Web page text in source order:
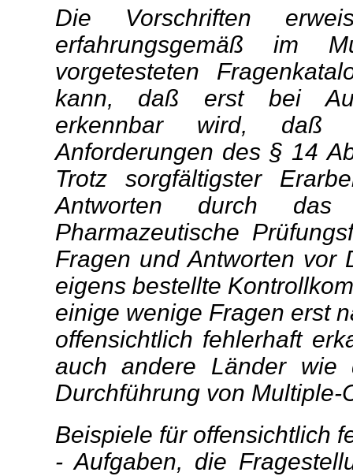
Die Vorschriften
erfahrungsgemäß im
vorgetesteten
kann, daß erst bei
erkennbar wird, daß
Anforderungen des § 14
Trotz sorgfältigster
Antworten durch
Pharmazeutische
Fragen und Antworten vor
eigens bestellte
einige wenige Fragen erst
offensichtlich fehlerhaft
auch andere Länder
Durchführung von Multiple-
Beispiele für offensichtlich
- Aufgaben, die